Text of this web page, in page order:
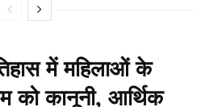
में महिलाओं के
को कानूनी, आर्थिक